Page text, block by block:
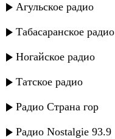
Агульское радио
Табасаранское радио
Ногайское радио
Татское радио
Радио Страна гор
Радио Nostalgie 93.9
---
Русское радио